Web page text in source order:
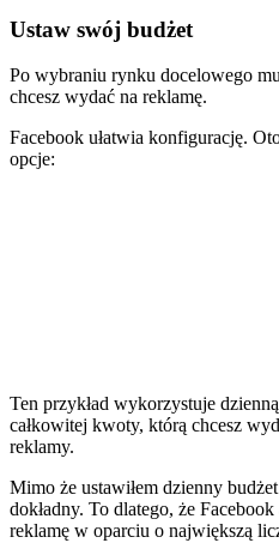
Ustaw swój budżet
Po wybraniu rynku docelowego
chcesz wydać na reklamę.
Facebook ułatwia konfigurację.
opcje:
Ten przykład wykorzystuje
całkowitej kwoty, którą chcesz
reklamy.
Mimo że ustawiłem dzienny
dokładny. To dlatego, że
reklamę w oparciu o największą